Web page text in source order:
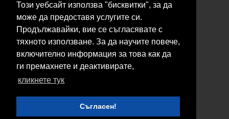
Този уебсайт използва "бисквитки", за да
може да предоставя услугите си.
Продължавайки, вие се съгласявате с
тяхното използване. За да научите повече,
включително информация за това как да
ги премахнете и деактивирате,
кликнете тук
Съгласен!
Свържете се с нас
Контакти
Нашите сервизи
Блог
© 2026 Fransizkup.bg всички права запазени
Изграждане и поддръжка от
Boby_fransizkup